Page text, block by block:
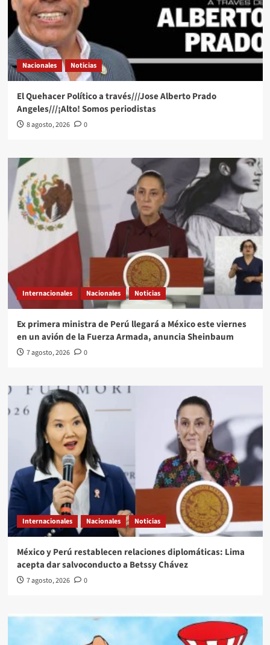
Nacionales Noticias
El Quehacer Político a través///Jose Alberto Prado
Angeles///¡Alto! Somos periodistas
8 agosto, 2026 0
Internacionales Nacionales Noticias
Ex primera ministra de Perú llegará a México este viernes
en un avión de la Fuerza Armada, anuncia Sheinbaum
7 agosto, 2026 0
Internacionales Nacionales Noticias
México y Perú restablecen relaciones diplomáticas: Lima
acepta dar salvoconducto a Betssy Chávez
7 agosto, 2026 0